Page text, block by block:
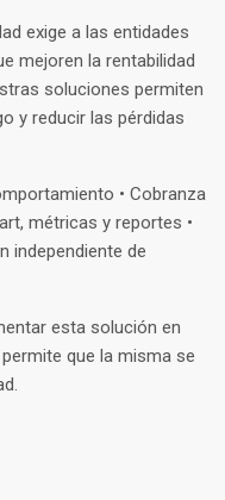
exige a las entidades
mejoren la rentabilidad
soluciones permiten
y reducir las pérdidas
• Cobranza
métricas y reportes •
independiente de
esta solución en
que la misma se